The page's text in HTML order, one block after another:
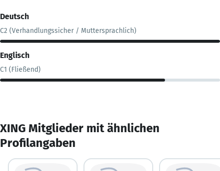
Deutsch
C2 (Verhandlungssicher / Muttersprachlich)
Englisch
C1 (Fließend)
XING Mitglieder mit ähnlichen
Profilangaben